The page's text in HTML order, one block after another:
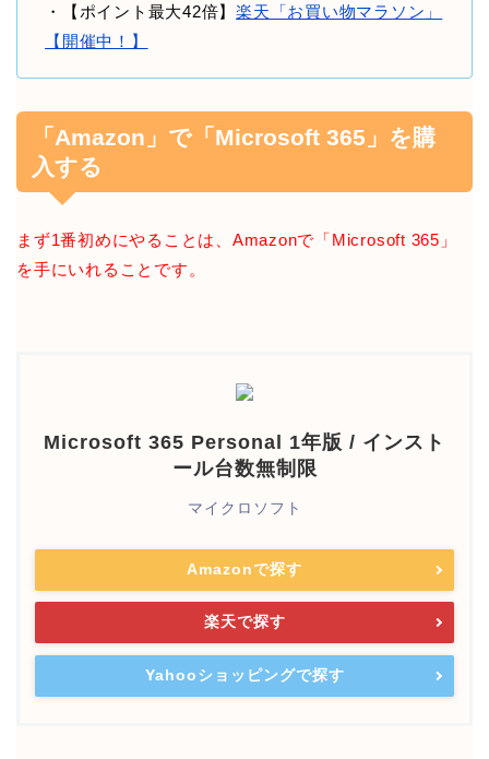
・【ポイント最大42倍】楽天「お買い物マラソン」
【開催中！】
「Amazon」で「Microsoft 365」を購
入する
まず1番初めにやることは、Amazonで「Microsoft 365」
を手にいれることです。
Microsoft 365 Personal 1年版 / インスト
ール台数無制限
マイクロソフト
Amazonで探す
楽天で探す
Yahooショッピングで探す